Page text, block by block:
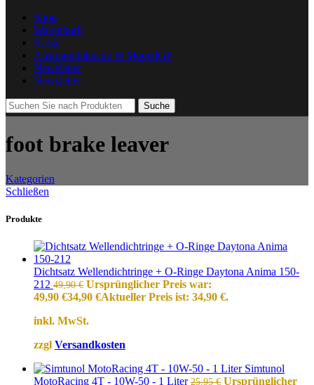
Shop
Warenkorb
Kasse
Austriapitbikecup & MopedGP
Newsletter
Newsletter
Suche
foot brake leaver
Kategorien
Schließen
Produkte
Dichtsatz Wellendichtringe + O-Ringe Daytona Anima 150-
212 49,90€ Ursprünglicher Preis war:
49,90 €34,90 €Aktueller Preis ist: 34,90 €.
inkl. MwSt.
zzgl Versandkosten
Simtunol
MotoRacing 4T - 10W-50 - 1 Liter25,95€ Ursprünglicher